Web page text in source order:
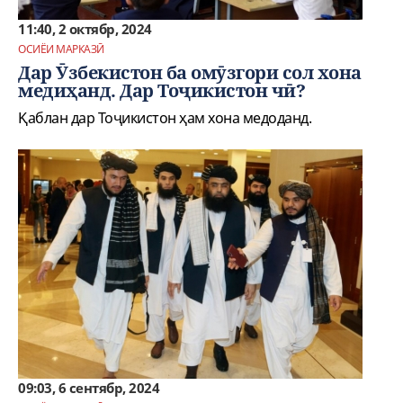
11:40, 2 октябр, 2024
ОСИЁИ МАРКАЗӢ
Дар Ӯзбекистон ба омӯзгори сол хона
медиҳанд. Дар Тоҷикистон чӣ?
Қаблан дар Тоҷикистон ҳам хона медоданд.
09:03, 6 сентябр, 2024